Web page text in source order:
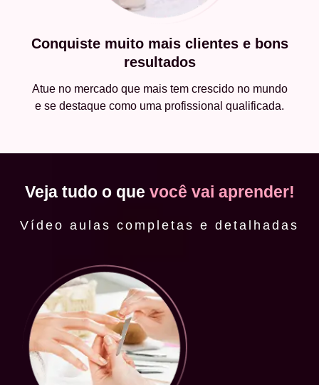
Conquiste muito mais clientes e bons
resultados
Atue no mercado que mais tem crescido no mundo
e se destaque como uma profissional qualificada.
Veja tudo o que você vai aprender!
Vídeo aulas completas e detalhadas